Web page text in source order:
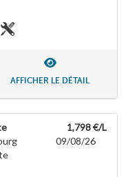
AFFICHER LE DÉTAIL
1,798 €/L
09/08/26